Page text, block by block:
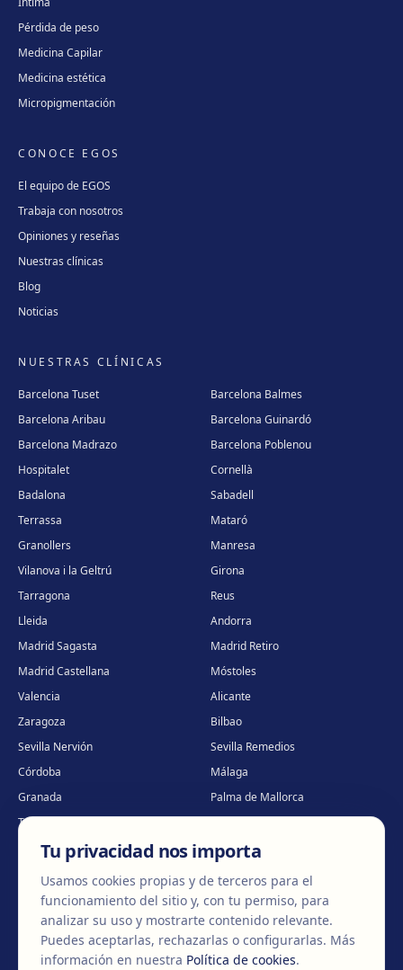
Pérdida de peso
Medicina Capilar
Medicina estética
Micropigmentación
CONOCE EGOS
El equipo de EGOS
Trabaja con nosotros
Opiniones y reseñas
Nuestras clínicas
Blog
Noticias
NUESTRAS CLÍNICAS
Barcelona Tuset
Barcelona Balmes
Barcelona Aribau
Barcelona Guinardó
Barcelona Madrazo
Barcelona Poblenou
Hospitalet
Cornellà
Badalona
Sabadell
Terrassa
Mataró
Granollers
Manresa
Vilanova i la Geltrú
Girona
Tarragona
Reus
Lleida
Andorra
Madrid Sagasta
Madrid Retiro
Madrid Castellana
Móstoles
Valencia
Alicante
Zaragoza
Bilbao
Sevilla Nervión
Sevilla Remedios
Córdoba
Málaga
Granada
Palma de Mallorca
Tenerife
Portugal · Famalicão
Portugal · Guimarães
Clínica virtual
2026 Clínica EGOS — Cirugía plástica, estética y reparadora
Aviso LegalPolítica de cookiesPolítica de Privacidad
Tu privacidad nos importa
Usamos cookies propias y de terceros para el
funcionamiento del sitio y, con tu permiso, para
analizar su uso y mostrarte contenido relevante.
Puedes aceptarlas, rechazarlas o configurarlas. Más
información en nuestra Política de cookies.